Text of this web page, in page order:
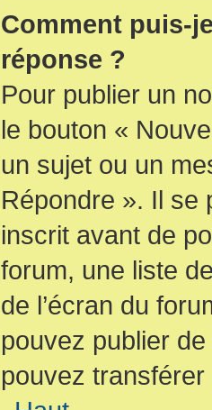
Comment puis-
réponse ?
Pour publier un
le bouton «
un sujet ou un
Répondre ». Il se
inscrit avant de
forum, une liste
de l’écran du
pouvez publier
pouvez